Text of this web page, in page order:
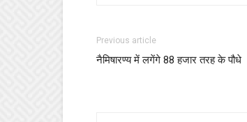
Previous article
नैमिषारण्य में लगेंगे 88 हजार तरह के पौधे